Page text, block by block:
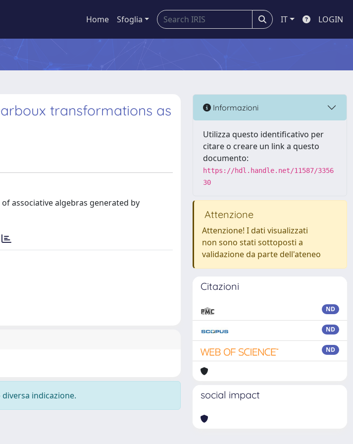
Home Sfoglia IT LOGIN
transformations as
associative algebras generated by
indicazione.
Informazioni
Utilizza questo identificativo per
citare o creare un link a questo
documento:
https://hdl.handle.net/11587/3356
30
Attenzione
Attenzione! I dati visualizzati
non sono stati sottoposti a
validazione da parte dell'ateneo
Citazioni
ND
ND
ND
social impact